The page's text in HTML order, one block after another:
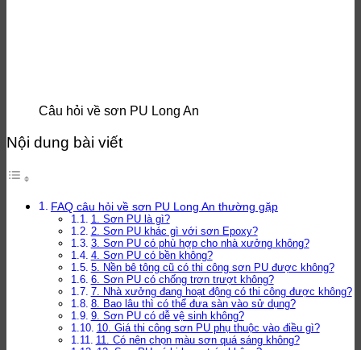
Câu hỏi về sơn PU Long An
Nội dung bài viết
FAQ câu hỏi về sơn PU Long An thường gặp
1. Sơn PU là gì?
2. Sơn PU khác gì với sơn Epoxy?
3. Sơn PU có phù hợp cho nhà xưởng không?
4. Sơn PU có bền không?
5. Nền bê tông cũ có thi công sơn PU được không?
6. Sơn PU có chống trơn trượt không?
7. Nhà xưởng đang hoạt động có thi công được không?
8. Bao lâu thì có thể đưa sàn vào sử dụng?
9. Sơn PU có dễ vệ sinh không?
10. Giá thi công sơn PU phụ thuộc vào điều gì?
11. Có nên chọn màu sơn quá sáng không?